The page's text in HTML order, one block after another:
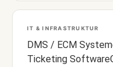
IT & INFRASTRUKTUR
DMS / ECM
Ticketing Software